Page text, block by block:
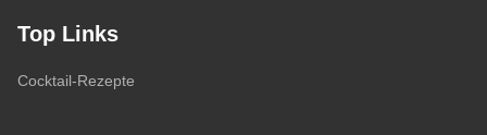
Top Links
Cocktail-Rezepte